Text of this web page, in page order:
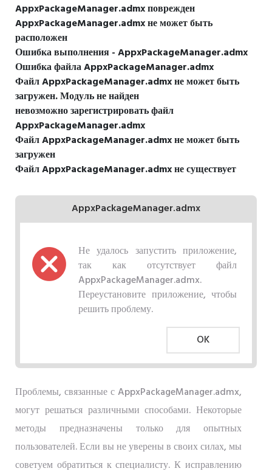
AppxPackageManager.admx поврежден
AppxPackageManager.admx не может быть
расположен
Ошибка выполнения - AppxPackageManager.admx
Ошибка файла AppxPackageManager.admx
Файл AppxPackageManager.admx не может быть
загружен. Модуль не найден
невозможно зарегистрировать файл
AppxPackageManager.admx
Файл AppxPackageManager.admx не может быть
загружен
Файл AppxPackageManager.admx не существует
AppxPackageManager.admx
Не удалось запустить приложение,
так как отсутствует файл
AppxPackageManager.admx.
Переустановите приложение, чтобы
решить проблему.
OK
Проблемы, связанные с AppxPackageManager.admx,
могут решаться различными способами. Некоторые
методы предназначены только для опытных
пользователей. Если вы не уверены в своих силах, мы
советуем обратиться к специалисту. К исправлению